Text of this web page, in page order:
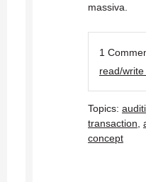
massiva.
1
read/
Topics:
transaction
concept